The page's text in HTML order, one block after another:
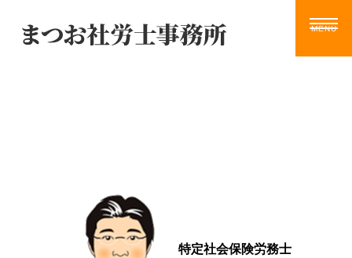
特定社会保険労務士